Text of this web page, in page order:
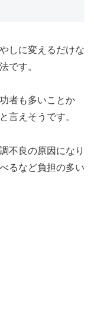
しに変えるだけな
です。
者も多いことか
言えそうです。
不良の原因になり
るなど負担の多い